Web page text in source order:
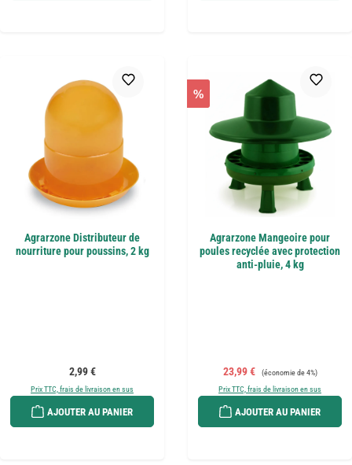
Agrarzone Distributeur de
nourriture pour poussins, 2 kg
Prix régulier :
2,99 €
Prix TTC, frais de livraison en sus
AJOUTER AU PANIER
%
Agrarzone Mangeoire pour
poules recyclée avec protection
anti-pluie, 4 kg
Prix de vente :
23,99 € Prix régulier :
(économie de 4%)
Prix TTC, frais de livraison en sus
AJOUTER AU PANIER